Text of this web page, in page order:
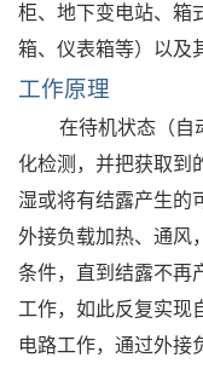
柜、地下变电站、箱
箱、仪表箱等）以及
工作原理
在待机状态（自
化检测，并把获取到
湿或将有结露产生的
外接负载加热、通风
条件，直到结露不再
工作，如此反复实现
电路工作，通过外接